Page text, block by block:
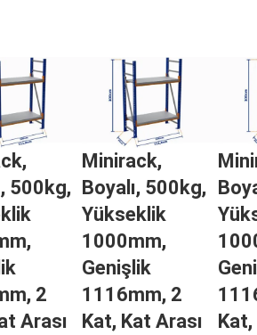
500kg,
2
Arası
Minirack,
Boyalı, 500kg,
Yükseklik
1000mm,
Genişlik
1116mm, 2
Kat, Kat Arası
Kat,